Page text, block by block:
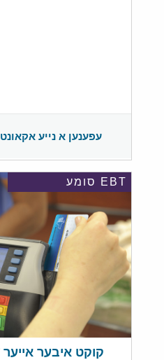
עפענען א נייע אקאונט
EBT סומע
קוקט איבער אייער EBT סומע